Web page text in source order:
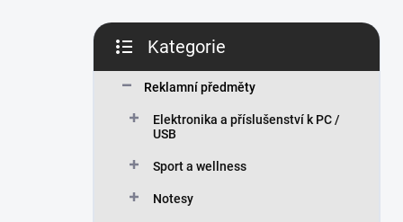
P
s
kategorie
Kategorie
Reklamní předměty
Elektronika a příslušenství k PC /
USB
Sport a wellness
Notesy